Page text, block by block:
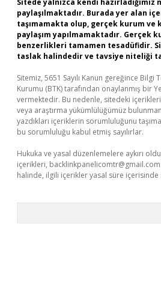
Sitede yalnızca kendi
paylaşılmaktadır. Burada yer alan
taşımamakta olup, gerçek kurum ve
paylaşım yapılmamaktadır. Gerçek
benzerlikleri tamamen tesadüfidir.
taslak halindedir ve tavsiye niteliği
Sitemiz, 5651 Sayılı Kanun gereğince
Kurumu (BTK) tarafından onaylanmış bir
vermektedir. Bu nedenle, sitedeki
veya araştırma yükümlülüğümüz
yazdıkları içeriklerin sorumluluğunu
bu sorumluluğu kabul etmiş sayılırlar.
Hukuka ve yasal düzenlemelere aykırı
içerikleri, backlinkpanelicomtr@gmail.com
halinde, ilgili içerikler yasal süre içerisinde